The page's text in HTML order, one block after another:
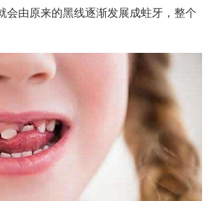
会由原来的黑线逐渐发展成蛀牙，整个